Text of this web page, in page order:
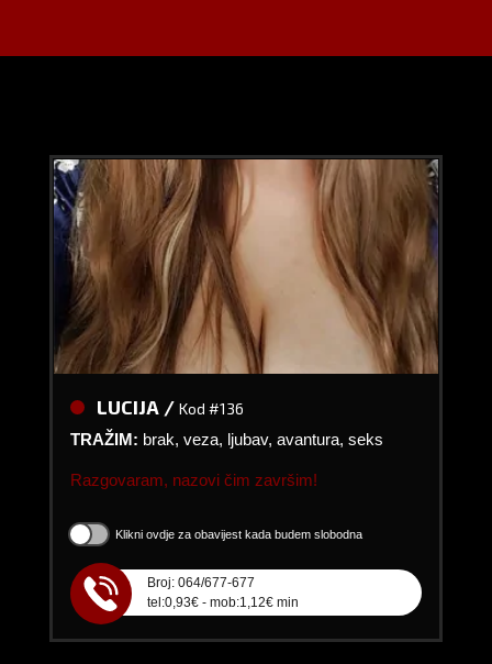
LUCIJA / Kod #136
TRAŽIM: brak, veza, ljubav, avantura, seks
Razgovaram, nazovi čim završim!
Klikni ovdje za obavijest kada budem slobodna
Broj: 064/677-677
tel:0,93€ - mob:1,12€ min